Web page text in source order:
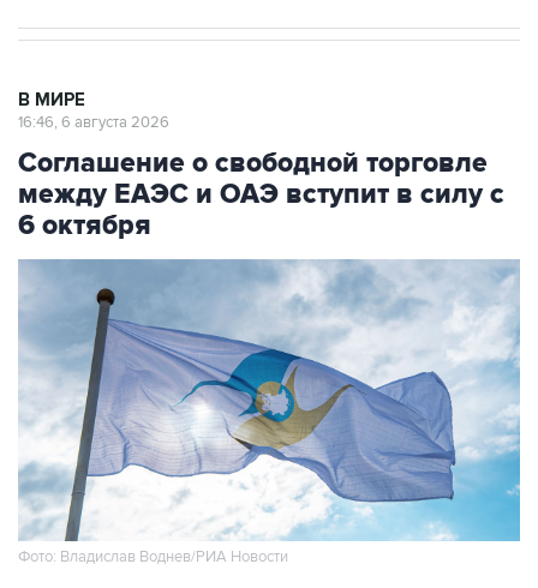
В МИРЕ
16:46, 6 августа 2026
Соглашение о свободной торговле
между ЕАЭС и ОАЭ вступит в силу с
6 октября
Фото: Владислав Воднев/РИА Новости